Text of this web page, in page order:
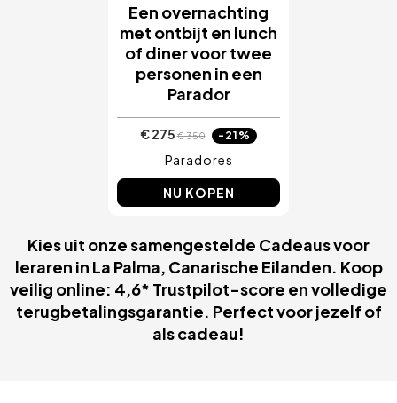
Een overnachting
met ontbijt en lunch
of diner voor twee
personen in een
Parador
€ 275€ 350 -21%
Paradores
NU KOPEN
Kies uit onze samengestelde Cadeaus voor
leraren in La Palma, Canarische Eilanden. Koop
veilig online: 4,6* Trustpilot-score en volledige
terugbetalingsgarantie. Perfect voor jezelf of
als cadeau!